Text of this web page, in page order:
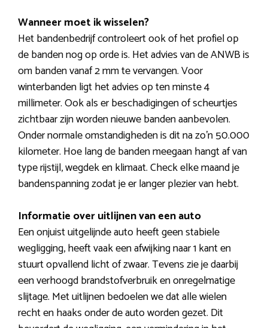
Wanneer moet ik wisselen?
Het bandenbedrijf controleert ook of het profiel op
de banden nog op orde is. Het advies van de ANWB is
om banden vanaf 2 mm te vervangen. Voor
winterbanden ligt het advies op ten minste 4
millimeter. Ook als er beschadigingen of scheurtjes
zichtbaar zijn worden nieuwe banden aanbevolen.
Onder normale omstandigheden is dit na zo’n 50.000
kilometer. Hoe lang de banden meegaan hangt af van
type rijstijl, wegdek en klimaat. Check elke maand je
bandenspanning zodat je er langer plezier van hebt.
Informatie over uitlijnen van een auto
Een onjuist uitgelijnde auto heeft geen stabiele
wegligging, heeft vaak een afwijking naar 1 kant en
stuurt opvallend licht of zwaar. Tevens zie je daarbij
een verhoogd brandstofverbruik en onregelmatige
slijtage. Met uitlijnen bedoelen we dat alle wielen
recht en haaks onder de auto worden gezet. Dit